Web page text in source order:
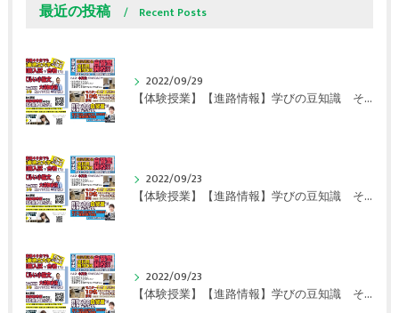
最近の投稿 Recent Posts
2022/09/29
【体験授業】【進路情報】学びの豆知識 その108 やはり、これに帰ってくる？｜英賀保駅前のすらら学習塾姫路英賀保校
2022/09/23
【体験授業】【進路情報】学びの豆知識 その107 実力テストや模試が苦手な人は｜英賀保駅前のすらら学習塾姫路英賀保校
2022/09/23
【体験授業】【進路情報】学びの豆知識 その106 やはり目的がないとモチベーションが上がらない ｜英賀保駅前のすらら学習塾姫路英賀保校